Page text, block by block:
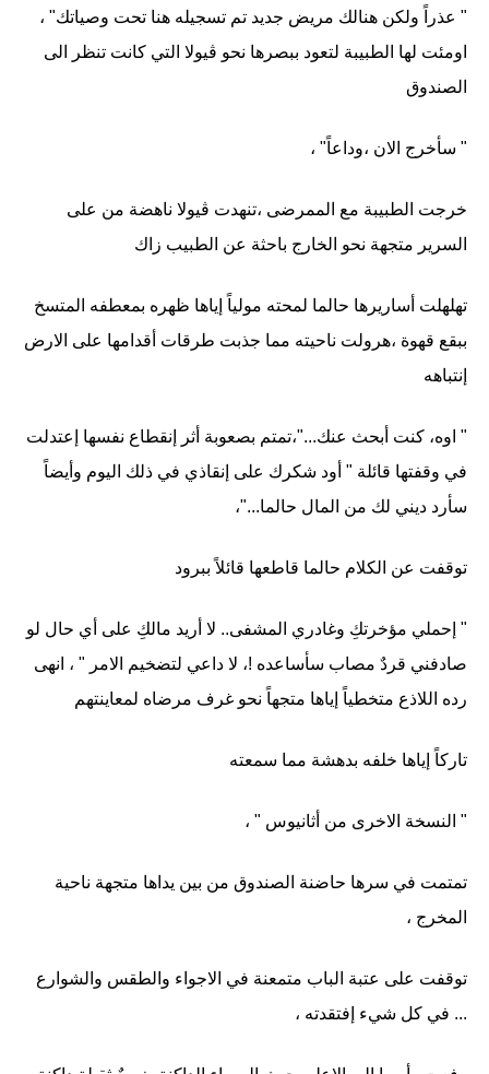
" عذراً ولكن هنالك مريض جديد تم تسجيله هنا تحت وصياتك" ،
اومئت لها الطبيبة لتعود ببصرها نحو ڤيولا التي كانت تنظر الى
الصندوق
" سأخرج الان ،وداعاً" ،
خرجت الطبيبة مع الممرضى ،تنهدت ڤيولا ناهضة من على
السرير متجهة نحو الخارج باحثة عن الطبيب زاك
تهلهلت أساريرها حالما لمحته مولياً إياها ظهره بمعطفه المتسخ
ببقع قهوة ،هرولت ناحيته مما جذبت طرقات أقدامها على الارض
إنتباهه
" اوه، كنت أبحث عنك..."،تمتم بصعوبة أثر إنقطاع نفسها إعتدلت
في وقفتها قائلة " أود شكرك على إنقاذي في ذلك اليوم وأيضاً
سأرد ديني لك من المال حالما..."،
توقفت عن الكلام حالما قاطعها قائلاً ببرود
" إحملي مؤخرتكِ وغادري المشفى.. لا أريد مالكِ على أي حال لو
صادفني قردٌ مصاب سأساعده !، لا داعي لتضخيم الامر " ، انهى
رده اللاذع متخطياً إياها متجهاً نحو غرف مرضاه لمعاينتهم
تاركاً إياها خلفه بدهشة مما سمعته
" النسخة الاخرى من أثانيوس " ،
تمتمت في سرها حاضنة الصندوق من بين يداها متجهة ناحية
المخرج ،
توقفت على عتبة الباب متمعنة في الاجواء والطقس والشوارع
... في كل شيء إفتقدته ،